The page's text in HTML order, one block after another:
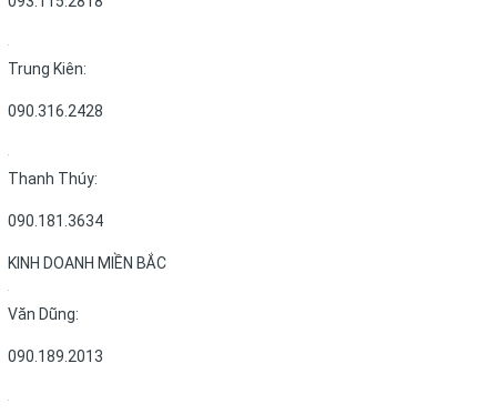
Trung Kiên:
090.316.2428
Thanh Thúy:
090.181.3634
KINH DOANH MIỀN BẮC
Văn Dũng:
090.189.2013